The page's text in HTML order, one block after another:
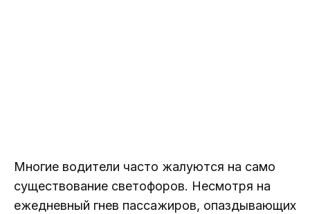
Многие водители часто жалуются на само
существование светофоров. Несмотря на
ежедневный гнев пассажиров, опаздывающих